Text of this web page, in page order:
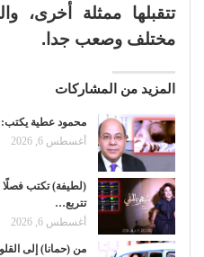
تتقبلها ممثلة أخرى،
مختلف وصعب جدا.
المزيد من المشاركات
محمود عطية يكتب:
أغسطس 6, 2026
(لطيفة) تكتب فصلًا
تتربع…
أغسطس 6, 2026
من (حمانا) إلى